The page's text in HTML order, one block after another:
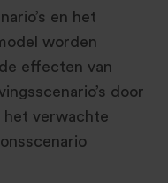
en het
worden
effecten van
door
verwachte